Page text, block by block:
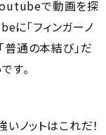
で動画を探
に「フィンガーノ
普通の本結び」だ
す。
ノットはこれだ！